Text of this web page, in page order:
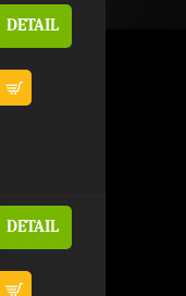
DETAIL
DETAIL